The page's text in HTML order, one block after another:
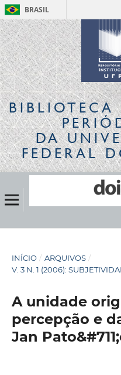
BRASIL
DA
FEDERAL
INÍCIO / ARQUIVOS /
V. 3 N. 1 (2006):
A unidade
percepção e
Jan